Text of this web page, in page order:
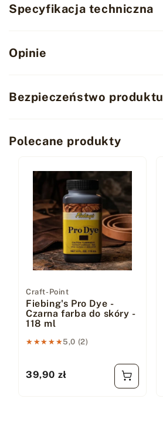
Specyfikacja techniczna
Opinie
Bezpieczeństwo produktu
Polecane produkty
Dostawca:
Craft-Point
Fiebing's Pro Dye -
Czarna farba do skóry -
118 ml
★★★★★
★★★★★5,0 (2)
Cena regularna
39,90 zł